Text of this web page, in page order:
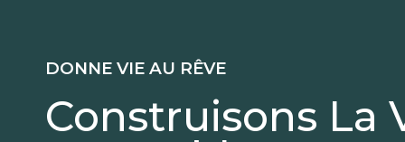
DONNE VIE AU RÊVE
Construisons La